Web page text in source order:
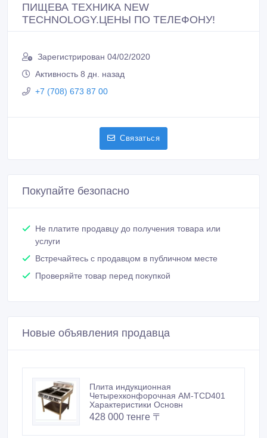
ПИЩЕВА ТЕХНИКА NEW
TECHNOLOGY.ЦЕНЫ ПО ТЕЛЕФОНУ!
Зарегистрирован 04/02/2020
Активность 8 дн. назад
+7 (708) 673 87 00
Связаться
Покупайте безопасно
Не платите продавцу до получения товара или
услуги
Встречайтесь с продавцом в публичном месте
Проверяйте товар перед покупкой
Новые объявления продавца
Плита индукционная
Четырехконфорочная AM-TCD401
Характеристики Основн
428 000 тенге 〒